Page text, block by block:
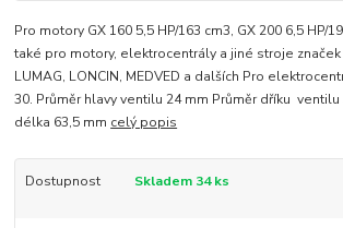
Pro motory GX 160 5,5 HP/163 cm3, GX 200 6,5 HP/
také pro motory, elektrocentrály a jiné stroje značek
LUMAG, LONCIN, MEDVED a dalších Pro
30. Průměr hlavy ventilu 24 mm Průměr dříku
délka 63,5 mm celý popis
Dostupnost Skladem 34 ks